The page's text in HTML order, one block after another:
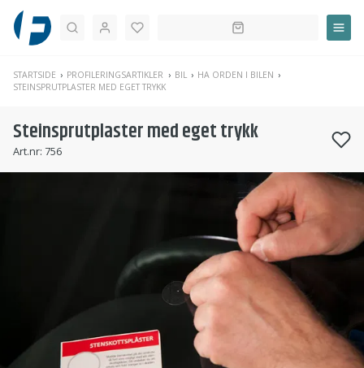
Søk
STARTSIDE PROFILERINGSARTIKLER BIL
HA ORDEN I BILEN
STEINSPRUTPLASTER MED EGET TRYKK
Steinsprutplaster med eget trykk
Art.nr: 756